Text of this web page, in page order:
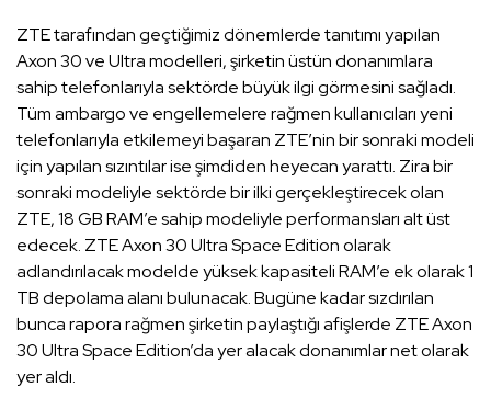
ZTE tarafından geçtiğimiz dönemlerde tanıtımı yapılan
Axon 30 ve Ultra modelleri, şirketin üstün donanımlara
sahip telefonlarıyla sektörde büyük ilgi görmesini sağladı.
Tüm ambargo ve engellemelere rağmen kullanıcıları yeni
telefonlarıyla etkilemeyi başaran ZTE’nin bir sonraki modeli
için yapılan sızıntılar ise şimdiden heyecan yarattı. Zira bir
sonraki modeliyle sektörde bir ilki gerçekleştirecek olan
ZTE, 18 GB RAM’e sahip modeliyle performansları alt üst
edecek. ZTE Axon 30 Ultra Space Edition olarak
adlandırılacak modelde yüksek kapasiteli RAM’e ek olarak 1
TB depolama alanı bulunacak. Bugüne kadar sızdırılan
bunca rapora rağmen şirketin paylaştığı afişlerde ZTE Axon
30 Ultra Space Edition’da yer alacak donanımlar net olarak
yer aldı.